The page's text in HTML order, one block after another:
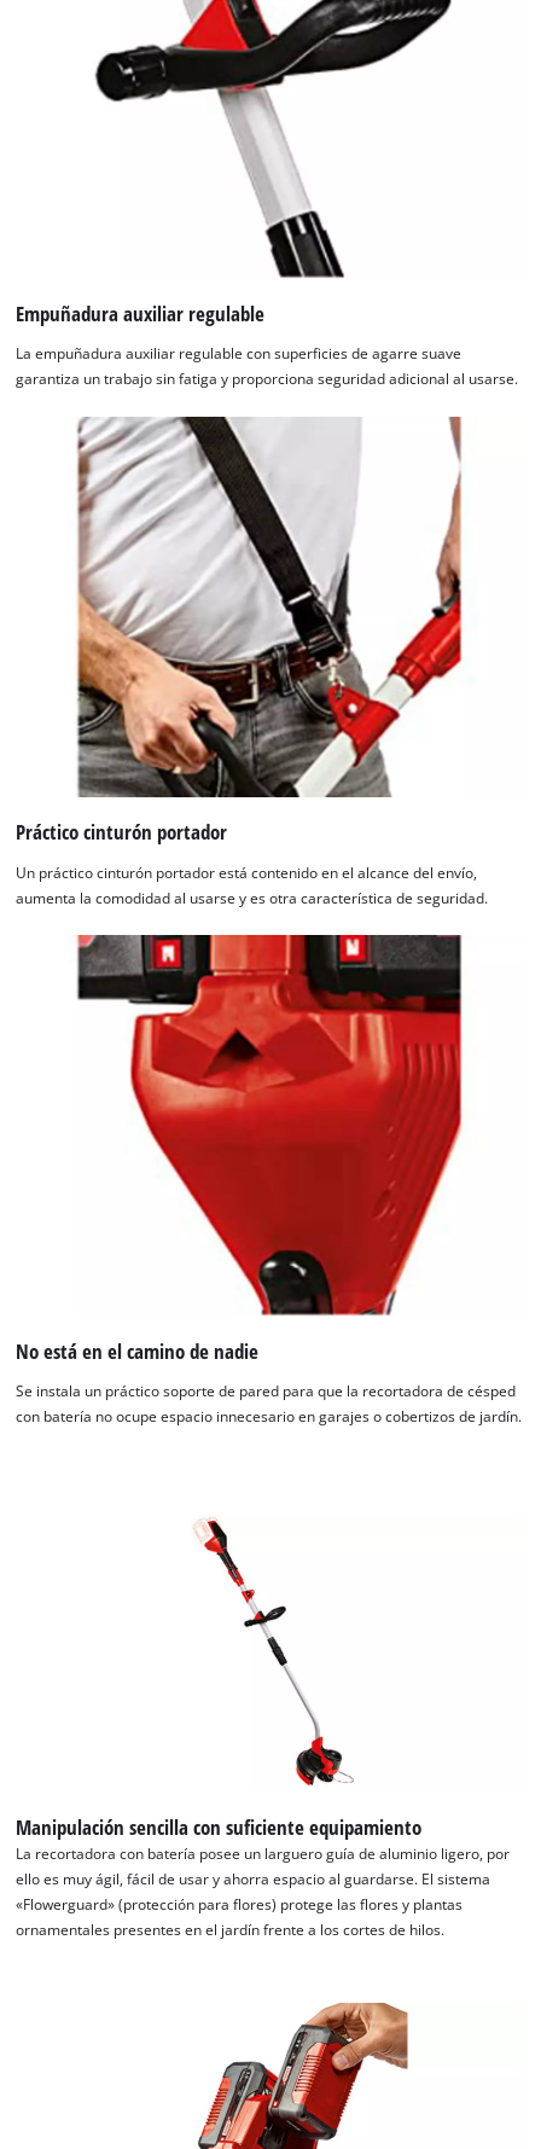
Empuñadura auxiliar regulable
La empuñadura auxiliar regulable con superficies de agarre suave
garantiza un trabajo sin fatiga y proporciona seguridad adicional al usarse.
Práctico cinturón portador
Un práctico cinturón portador está contenido en el alcance del envío,
aumenta la comodidad al usarse y es otra característica de seguridad.
No está en el camino de nadie
Se instala un práctico soporte de pared para que la recortadora de césped
con batería no ocupe espacio innecesario en garajes o cobertizos de jardín.
Manipulación sencilla con suficiente equipamiento
La recortadora con batería posee un larguero guía de aluminio ligero, por
ello es muy ágil, fácil de usar y ahorra espacio al guardarse. El sistema
«Flowerguard» (protección para flores) protege las flores y plantas
ornamentales presentes en el jardín frente a los cortes de hilos.